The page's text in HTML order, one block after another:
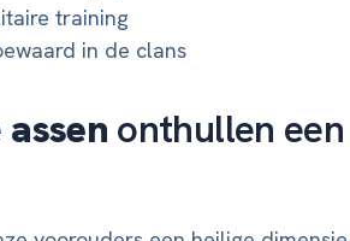
training
in de clans
assen onthullen